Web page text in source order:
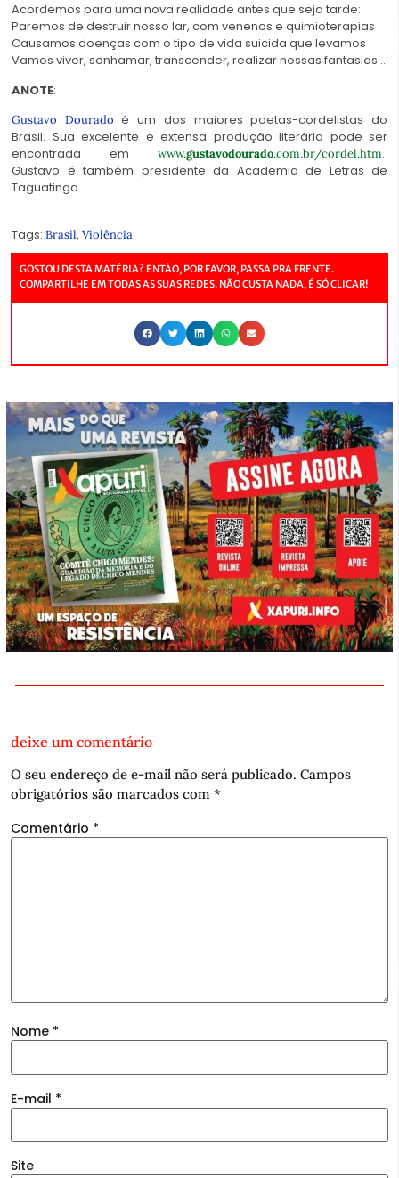
Acordemos para uma nova realidade antes que seja tarde:
Paremos de destruir nosso lar, com venenos e quimioterapias
Causamos doenças com o tipo de vida suicida que levamos
Vamos viver, sonhamar, transcender, realizar nossas fantasias…
ANOTE:
Gustavo Dourado é um dos maiores poetas-cordelistas do
Brasil. Sua excelente e extensa produção literária pode ser
encontrada em www.gustavodourado.com.br/cordel.htm.
Gustavo é também presidente da Academia de Letras de
Taguatinga.
Tags: Brasil, Violência
GOSTOU DESTA MATÉRIA? ENTÃO, POR FAVOR, PASSA PRA FRENTE.
COMPARTILHE EM TODAS AS SUAS REDES. NÃO CUSTA NADA, É SÓ CLICAR!
deixe um comentário
O seu endereço de e-mail não será publicado. Campos
obrigatórios são marcados com *
Comentário *
Nome *
E-mail *
Site